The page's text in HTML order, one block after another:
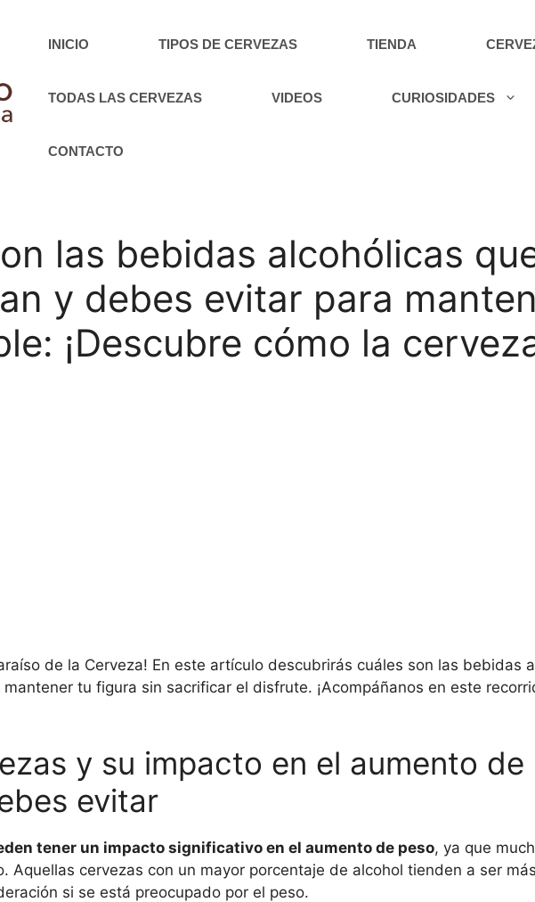
INICIO TIPOS DE CERVEZAS TIENDA
TODAS LAS CERVEZAS VIDEOS CURIOSIDADES
CONTACTO
las bebidas alcohólicas
y debes evitar para
¡Descubre cómo la
de la Cerveza! En este artículo descubrirás cuáles son las bebidas
tu figura sin sacrificar el disfrute. ¡Acompáñanos en este
y su impacto en el aumento
evitar
tener un impacto significativo en el aumento de peso, ya que
Aquellas cervezas con un mayor porcentaje de alcohol tienden a ser
si se está preocupado por el peso.